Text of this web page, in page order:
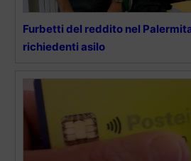
Furbetti del reddito nel
richiedenti asilo